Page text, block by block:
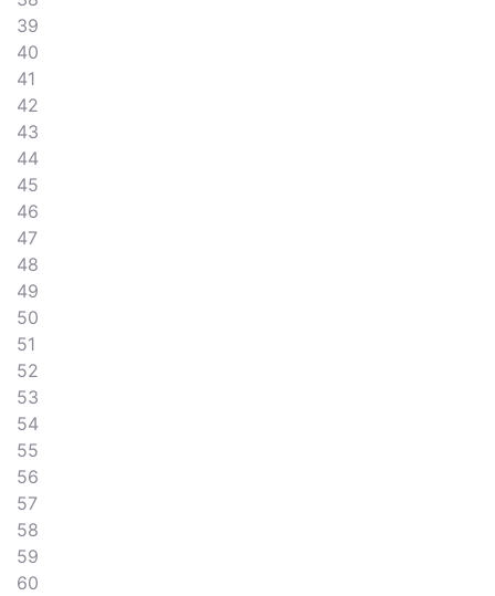
39
40
41
42
43
44
45
46
47
48
49
50
51
52
53
54
55
56
57
58
59
60